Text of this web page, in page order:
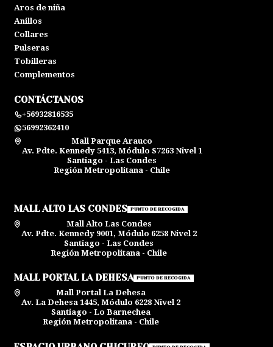
Aros de niña
Anillos
Collares
Pulseras
Tobilleras
Complementos
CONTÁCTANOS
+56932816535
56992362410
Mall Parque Arauco
Av. Pdte. Kennedy 5413, Módulo S7263 Nivel 1
Santiago - Las Condes
Región Metropolitana - Chile
MALL ALTO LAS CONDES PUNTO DE RECOGIDA
Mall Alto Las Condes
Av. Pdte. Kennedy 9001, Módulo 6258 Nivel 2
Santiago - Las Condes
Región Metropolitana - Chile
MALL PORTAL LA DEHESA PUNTO DE RECOGIDA
Mall Portal La Dehesa
Av. La Dehesa 1445, Módulo 6228 Nivel 2
Santiago - Lo Barnechea
Región Metropolitana - Chile